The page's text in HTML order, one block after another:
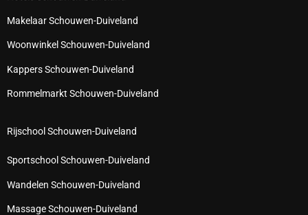
Makelaar Schouwen-Duiveland
Woonwinkel Schouwen-Duiveland
Kappers Schouwen-Duiveland
Rommelmarkt Schouwen-Duiveland
Rijschool Schouwen-Duiveland
Sportschool Schouwen-Duiveland
Wandelen Schouwen-Duiveland
Massage Schouwen-Duiveland